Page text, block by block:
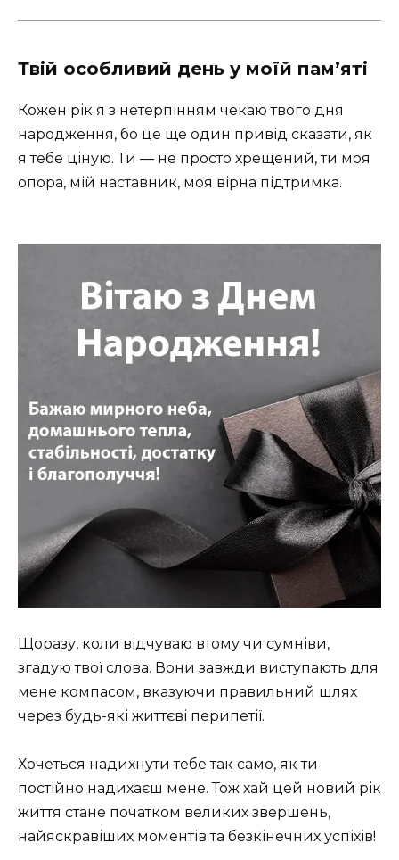
Твій особливий день у моїй пам’яті
Кожен рік я з нетерпінням чекаю твого дня
народження, бо це ще один привід сказати, як
я тебе ціную. Ти — не просто хрещений, ти моя
опора, мій наставник, моя вірна підтримка.
Щоразу, коли відчуваю втому чи сумніви,
згадую твої слова. Вони завжди виступають для
мене компасом, вказуючи правильний шлях
через будь-які життєві перипетії.
Хочеться надихнути тебе так само, як ти
постійно надихаєш мене. Тож хай цей новий рік
життя стане початком великих звершень,
найяскравіших моментів та безкінечних успіхів!